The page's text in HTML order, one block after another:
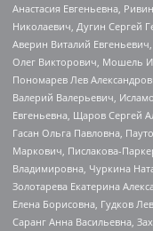
Анастасия Евгеньевна,
Николаевич, Дугин Сергей
Аверин Виталий
Олег Викторович, Мошель
Пономарев Лев
Валерий Валерьевич,
Евгеньевна, Щаров Сергей
Гасан Ольга Павловна,
Маркович, Пислакова-
Владимировна, Чуркина
Золотарева Екатерина
Елена Борисовна, Гудков
Саранг Анна Васильевна,